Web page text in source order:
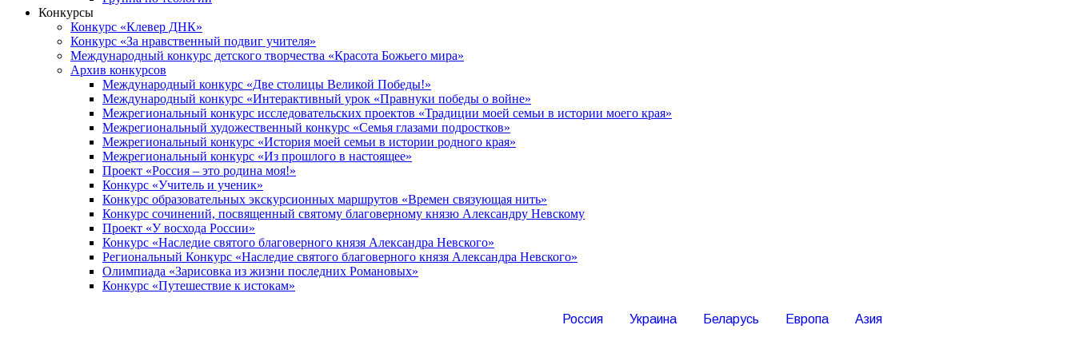
Конкурсы
Конкурс «Клевер ДНК»
Конкурс «За нравственный подвиг учителя»
Международный конкурс детского творчества «Красота Божьего мира»
Архив конкурсов
Международный конкурс «Две столицы Великой Победы!»
Международный конкурс «Интерактивный урок «Правнуки победы о войне»
Межрегиональный конкурс исследовательских проектов «Традиции моей семьи в истории моего края»
Межрегиональный художественный конкурс «Семья глазами подростков»
Межрегиональный конкурс «История моей семьи в истории родного края»
Межрегиональный конкурс «Из прошлого в настоящее»
Проект «Россия – это родина моя!»
Конкурс «Учитель и ученик»
Конкурс образовательных экскурсионных маршрутов «Времен связующая нить»
Конкурс сочинений, посвященный святому благоверному князю Александру Невскому
Проект «У восхода России»
Конкурс «Наследие святого благоверного князя Александра Невского»
Региональный Конкурс «Наследие святого благоверного князя Александра Невского»
Олимпиада «Зарисовка из жизни последних Романовых»
Конкурс «Путешествие к истокам»
Россия Украина Беларусь Европа Азия